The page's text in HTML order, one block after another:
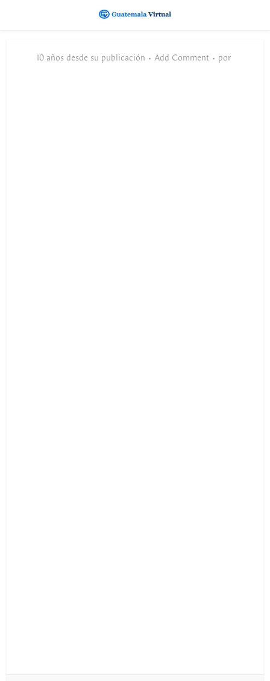
10 años desde su publicación Add Comment por